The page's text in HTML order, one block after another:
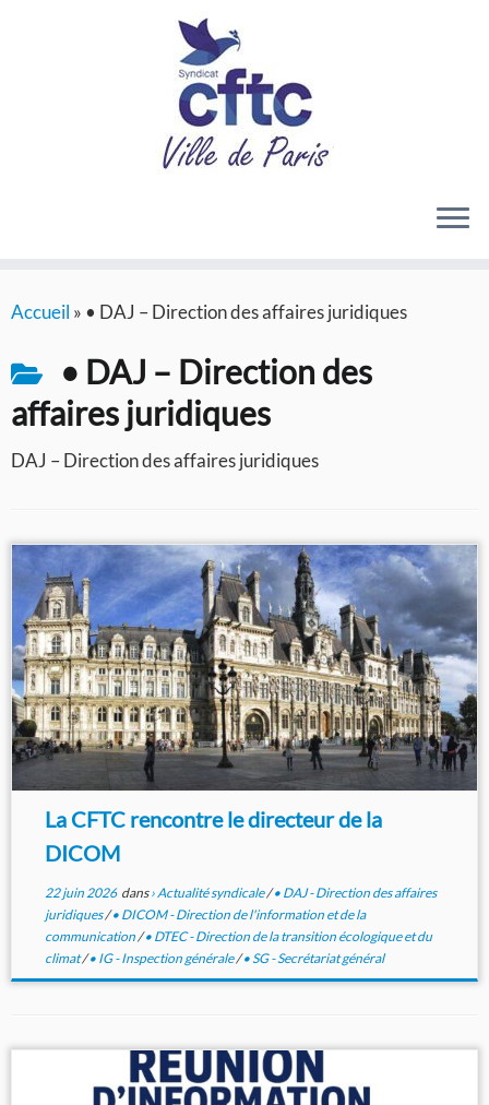
auAccueil » • DAJ – Direction des affaires juridiques
• DAJ – Direction des
affaires juridiques
DAJ – Direction des affaires juridiques
La CFTC rencontre le directeur de la
DICOM
22 juin 2026dans› Actualité syndicale/• DAJ - Direction des affaires
juridiques/• DICOM - Direction de l'information et de la
communication/• DTEC - Direction de la transition écologique et du
climat/• IG - Inspection générale/• SG - Secrétariat général